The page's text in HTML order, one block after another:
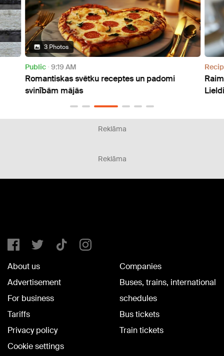
3 Photos
Public 9:19 AM
Romantiskas svētku receptes un padomi
svinībām mājās
Reklāma
Reklāma
About us
Advertisement
For business
Tariffs
Privacy policy
Cookie settings
Companies
Buses, trains, international
schedules
Bus tickets
Train tickets